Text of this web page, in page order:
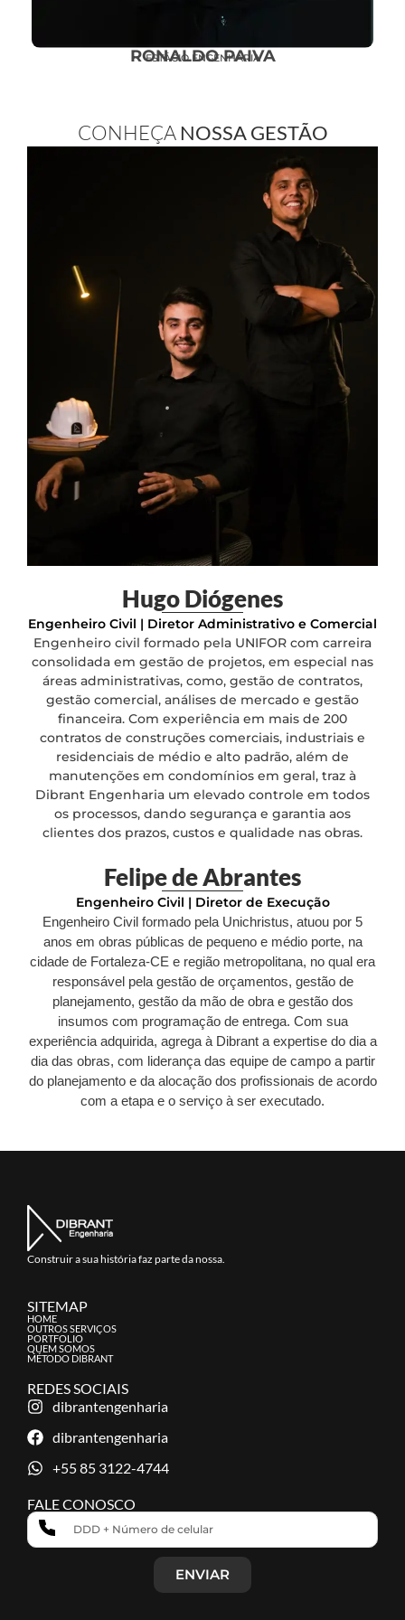
RONALDO PAIVA
ESTÁGIO ENGENHARIA
CONHEÇA NOSSA GESTÃO
Hugo Diógenes
Engenheiro Civil | Diretor Administrativo e Comercial
Engenheiro civil formado pela UNIFOR com carreira
consolidada em gestão de projetos, em especial nas
áreas administrativas, como, gestão de contratos,
gestão comercial, análises de mercado e gestão
financeira. Com experiência em mais de 200
contratos de construções comerciais, industriais e
residenciais de médio e alto padrão, além de
manutenções em condomínios em geral, traz à
Dibrant Engenharia um elevado controle em todos
os processos, dando segurança e garantia aos
clientes dos prazos, custos e qualidade nas obras.
Felipe de Abrantes
Engenheiro Civil | Diretor de Execução
Engenheiro Civil formado pela Unichristus, atuou por 5
anos em obras públicas de pequeno e médio porte, na
cidade de Fortaleza-CE e região metropolitana, no qual era
responsável pela gestão de orçamentos, gestão de
planejamento, gestão da mão de obra e gestão dos
insumos com programação de entrega. Com sua
experiência adquirida, agrega à Dibrant a expertise do dia a
dia das obras, com liderança das equipe de campo a partir
do planejamento e da alocação dos profissionais de acordo
com a etapa e o serviço à ser executado.
Construir a sua história faz parte da nossa.
SITEMAP
HOME
OUTROS SERVIÇOS
PORTFOLIO
QUEM SOMOS
MÉTODO DIBRANT
REDES SOCIAIS
dibrantengenharia
dibrantengenharia
+55 85 3122-4744
FALE CONOSCO
ENVIAR